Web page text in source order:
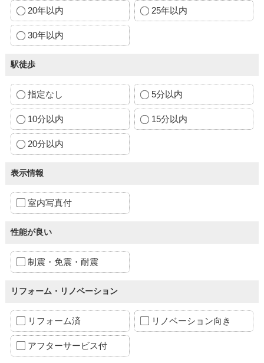
20年以内 25年以内
30年以内
駅徒歩
指定なし 5分以内
10分以内 15分以内
20分以内
表示情報
室内写真付
性能が良い
制震・免震・耐震
リフォーム・リノベーション
リフォーム済 リノベーション向き
アフターサービス付